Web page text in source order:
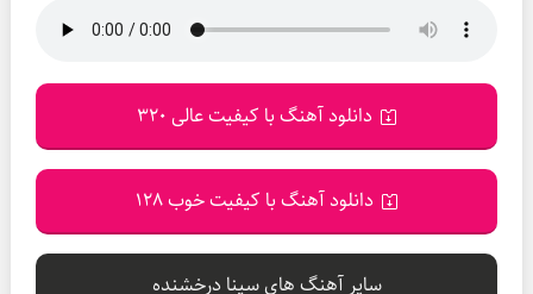
دانلود آهنگ با کیفیت عالی 320
دانلود آهنگ با کیفیت خوب 128
سایر آهنگ های سینا درخشنده